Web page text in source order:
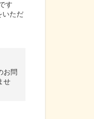
す
いただ
お問
せ